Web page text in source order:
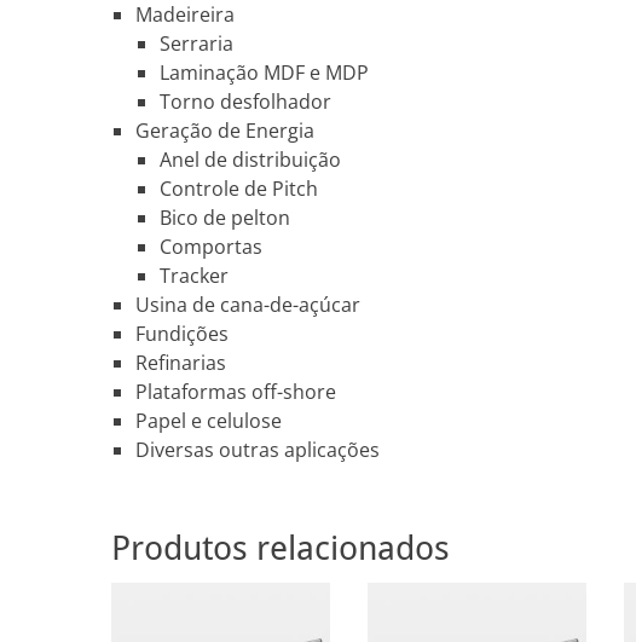
Madeireira
Serraria
Laminação MDF e MDP
Torno desfolhador
Geração de Energia
Anel de distribuição
Controle de Pitch
Bico de pelton
Comportas
Tracker
Usina de cana-de-açúcar
Fundições
Refinarias
Plataformas off-shore
Papel e celulose
Diversas outras aplicações
Produtos relacionados